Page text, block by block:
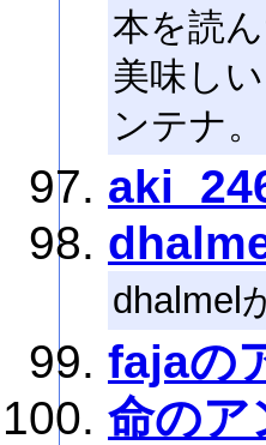
本を読
美味し
ンテナ。
dhalmel
fajaの
命のア